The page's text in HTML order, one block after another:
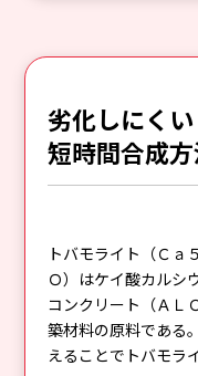
劣化しにく
短時間合成方
トバモライト（Ｃａ
Ｏ）はケイ酸カルシ
コンクリート（ＡＬ
築材料の原料である
えることでトバモラ